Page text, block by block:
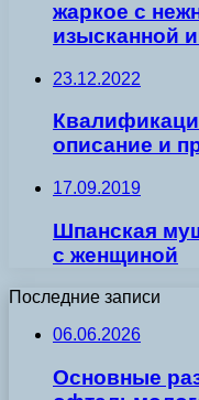
жаркое с
изысканной
23.12.2022
описание и
17.09.2019
Шпанская
с женщиной
Последние записи
06.06.2026
Основные